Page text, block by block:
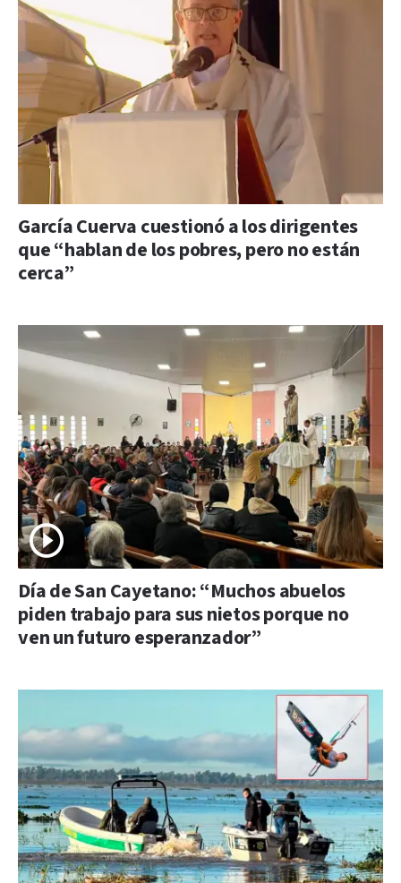
García Cuerva cuestionó a los dirigentes
que “hablan de los pobres, pero no están
cerca”
Día de San Cayetano: “Muchos abuelos
piden trabajo para sus nietos porque no
ven un futuro esperanzador”